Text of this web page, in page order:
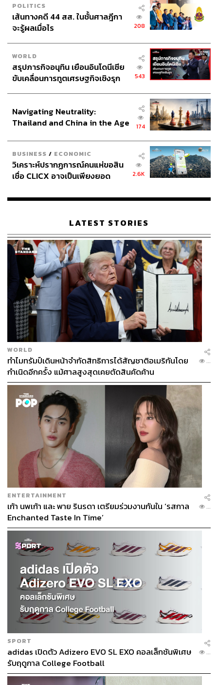
POLITICS
เส้นทางคดี 44 สส. ในชั้นศาลฎีกา
จะรู้ผลเมื่อไร
208
WORLD
สรุปภารกิจอนุทิน เยือนอินโดนีเซีย
ขับเคลื่อนการทูตเศรษฐกิจเชิงรุก
543
Navigating Neutrality:
Thailand and China in the Age
174
BUSINESS / ECONOMIC
วิเคราะห์ปรากฏการณ์คนแห่ขอสิน
เชื่อ CLICX อาจเป็นเพียงยอด
เรือนไทยที่ถูกซุกไว้
2.6K
LATEST STORIES
WORLD
ทำไมทรัมป์เดินหน้าจำกัดสิทธิการได้สัญชาติอเมริกันโดย
กำเนิดอีกครั้ง แม้ศาลสูงสุดเคยตัดสินคัดค้าน
...
ENTERTAINMENT
เก้า นพเก้า และ พาย รินรดา เตรียมร่วมงานกันใน ‘รสกาล
Enchanted Taste In Time’
...
SPORT
adidas เปิดตัว Adizero EVO SL EXO คอลเล็กชันพิเศษ
รับฤดูกาล College Football
...